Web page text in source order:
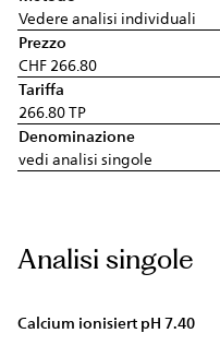
Vedere analisi individuali
Prezzo
CHF 266.80
Tariffa
266.80 TP
Denominazione
vedi analisi singole
Analisi singole
Calcium ionisiert pH 7.40